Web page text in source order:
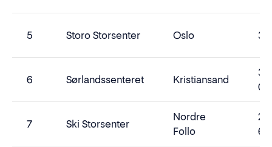
5 Storo Storsenter Oslo 3
6 Sørlandssenteret Kristiansand
3
7 Ski Storsenter
Nordre
Follo
2